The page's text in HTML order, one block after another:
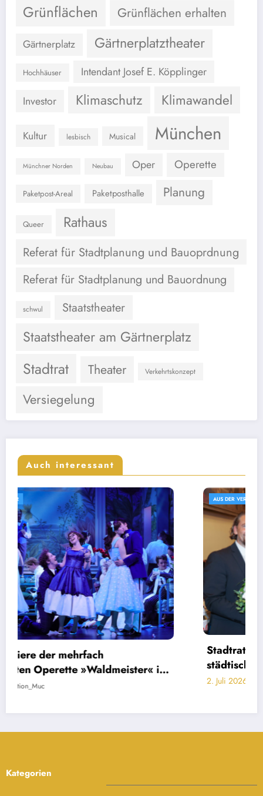
Grünflächen Grünflächen erhalten
Gärtnerplatz Gärtnerplatztheater
Hochhäuser
Intendant Josef E. Köpplinger
Investor
Klimaschutz Klimawandel
Kultur lesbisch Musical München
Münchner Norden Neubau Oper Operette
Paketpost-Areal Paketposthalle Planung
Queer Rathaus
Referat für Stadtplanung und Bauoprdnung
Referat für Stadtplanung und Bauordnung
schwul Staatstheater
Staatstheater am Gärtnerplatz
Stadtrat Theater Verkehrtskonzept
Versiegelung
Auch interessant
AUS DER VERWALTUNG
Stadtrat wählt die Leitungen von drei
städtischen Referaten
2. Juli 2026
Kategorien